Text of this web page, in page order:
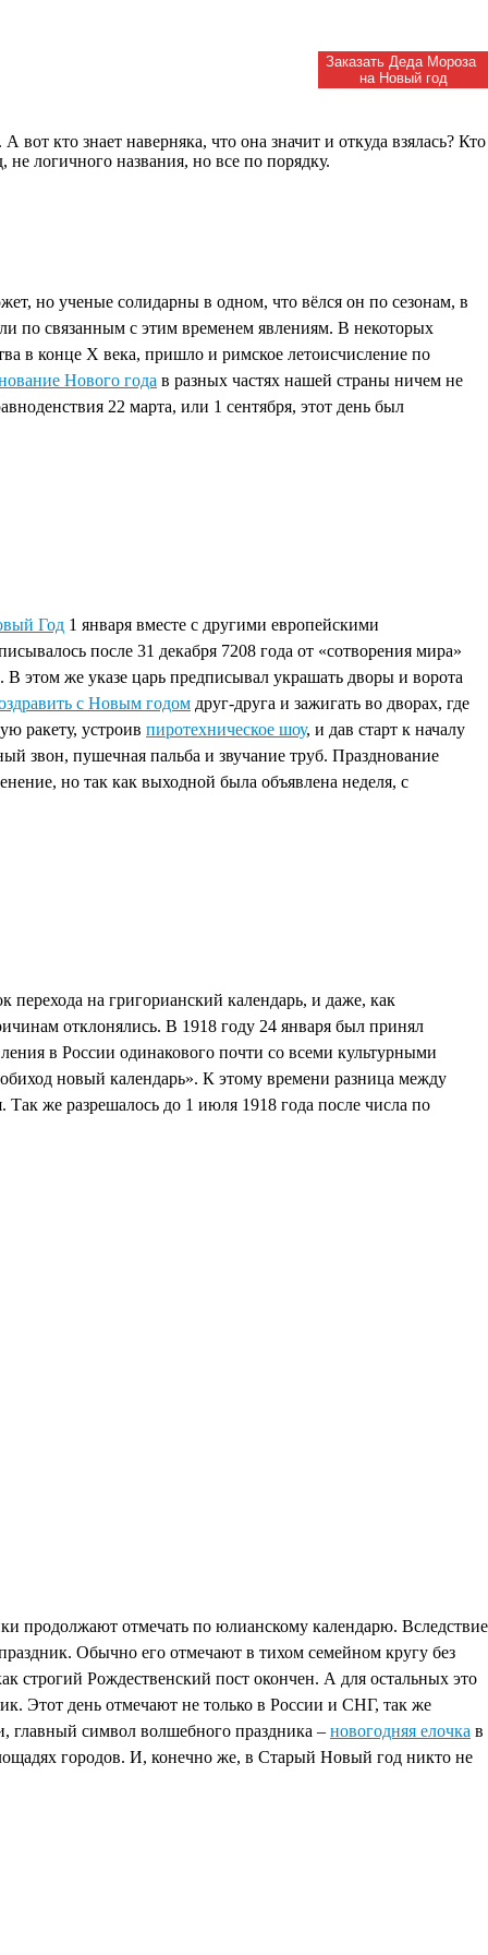
Заказать Деда Мороза
на Новый год
кто знает наверняка, что она значит и откуда взялась? Кто
не логичного названия, но все по порядку.
но ученые солидарны в одном, что вёлся он по сезонам, в
по связанным с этим временем явлениям. В некоторых
в конце Х века, пришло и римское летоисчисление по
Нового года в разных частях нашей страны ничем не
22 марта, или 1 сентября, этот день был
Год 1 января вместе с другими европейскими
после 31 декабря 7208 года от «сотворения мира»
В этом же указе царь предписывал украшать дворы и ворота
с Новым годом друг-друга и зажигать во дворах, где
ракету, устроив пиротехническое шоу, и дав старт к началу
звон, пушечная пальба и звучание труб. Празднование
но так как выходной была объявлена неделя, с
перехода на григорианский календарь, и даже, как
отклонялись. В 1918 году 24 января был принял
в России одинакового почти со всеми культурными
новый календарь». К этому времени разница между
же разрешалось до 1 июля 1918 года после числа по
продолжают отмечать по юлианскому календарю. Вследствие
Обычно его отмечают в тихом семейном кругу без
строгий Рождественский пост окончен. А для остальных это
Этот день отмечают не только в России и СНГ, так же
главный символ волшебного праздника – новогодняя елочка в
городов. И, конечно же, в Старый Новый год никто не